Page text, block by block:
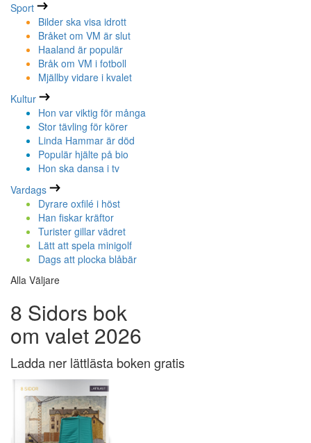
Sport
Bilder ska visa idrott
Bråket om VM är slut
Haaland är populär
Bråk om VM i fotboll
Mjällby vidare i kvalet
Kultur
Hon var viktig för många
Stor tävling för körer
Linda Hammar är död
Populär hjälte på bio
Hon ska dansa i tv
Vardags
Dyrare oxfilé i höst
Han fiskar kräftor
Turister gillar vädret
Lätt att spela minigolf
Dags att plocka blåbär
Alla Väljare
8 Sidors bok
om valet 2026
Ladda ner lättlästa boken gratis